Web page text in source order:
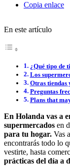
Copia enlace
En este artículo
¿Qué tipo de
Los
Otras tiendas
Preguntas
Plans that
En Holanda vas a
supermercados en
para tu hogar. Vas
encontrarás todo lo
vestirte, hasta
prácticas del día a